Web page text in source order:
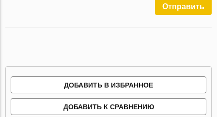
Отправить
ДОБАВИТЬ В ИЗБРАННОЕ
ДОБАВИТЬ К СРАВНЕНИЮ